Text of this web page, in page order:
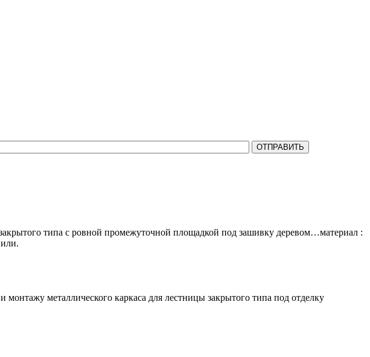
типа с ровной промежуточной площадкой под зашивку деревом…материал :
металлического каркаса для лестницы закрытого типа под отделку